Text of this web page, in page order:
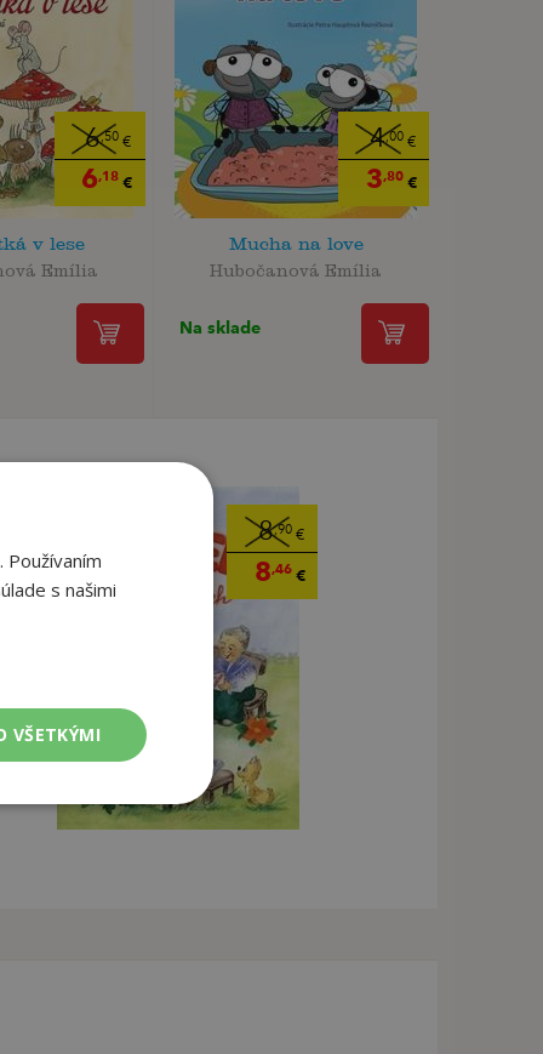
6,50 €
6,18 €
v lese
Emília
4,00€
3,80€
Mucha na love
Hubočanová Emília
Na sklade
8,90€
8,46€
s našimi
VŠETKÝMI